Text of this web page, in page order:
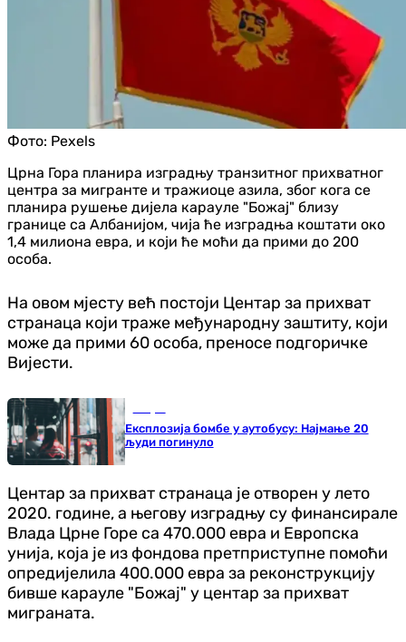
Фото: Pexels
Црна Гора планира изградњу транзитног прихватног
центра за мигранте и тражиоце азила, због кога се
планира рушење дијела карауле "Божај" близу
границе са Албанијом, чија ће изградња коштати око
1,4 милиона евра, и који ће моћи да прими до 200
особа.
На овом мјесту већ постоји Центар за прихват
странаца који траже међународну заштиту, који
може да прими 60 особа, преносе подгоричке
Вијести.
Експлозија бомбе у аутобусу: Најмање 20
људи погинуло
Центар за прихват странаца је отворен у лето
2020. године, а његову изградњу су финансирале
Влада Црне Горе са 470.000 евра и Европска
унија, која је из фондова претприступне помоћи
опредијелила 400.000 евра за реконструкцију
бивше карауле "Божај" у центар за прихват
миграната.